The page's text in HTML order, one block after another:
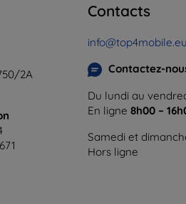
2A
Contacts
info@top4mobile.eu
Contactez-
Du lundi au
En ligne 8h00 –
Samedi et
Hors ligne